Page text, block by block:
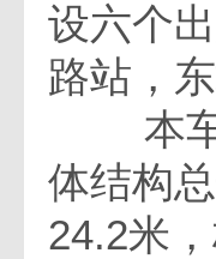
设六个
路站，
本车
体结构
24.2米